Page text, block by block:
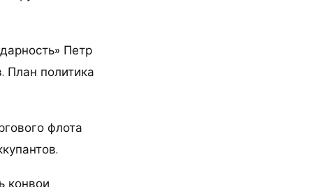
Петр
План политика
флота
конвои